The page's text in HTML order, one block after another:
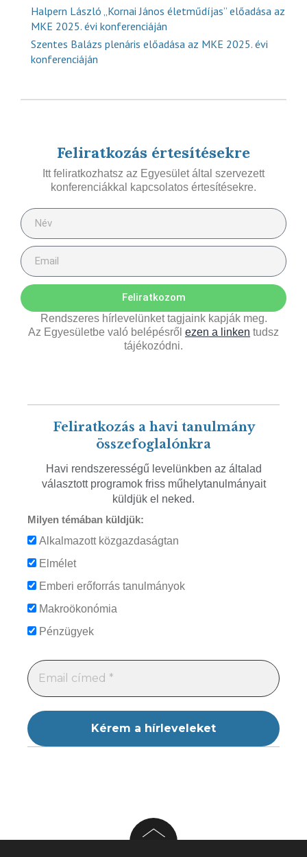
Halpern László „Kornai János életműdíjas” előadása az
MKE 2025. évi konferenciáján
Szentes Balázs plenáris előadása az MKE 2025. évi
konferenciáján
Feliratkozás értesítésekre
Itt feliratkozhatsz az Egyesület által szervezett
konferenciákkal kapcsolatos értesítésekre.
Feliratkozom
Rendszeres hírlevelünket tagjaink kapják meg.
Az Egyesületbe való belépésről ezen a linken tudsz
tájékozódni.
Feliratkozás a havi tanulmány
összefoglalónkra
Havi rendszerességű levelünkben az általad
választott programok friss műhelytanulmányait
küldjük el neked.
Milyen témában küldjük:
Alkalmazott közgazdaságtan
Elmélet
Emberi erőforrás tanulmányok
Makroökonómia
Pénzügyek